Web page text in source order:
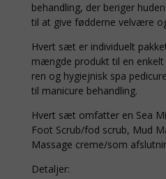
behandling, der beriger
til at give fødderne velvære
Hvert sæt er individuelt
mængde produkt til en enkelt
ren og hygiejnisk spa
til manicure behandling.
Hvert sæt omfatter en Sea
Foot Scrub/fod scrub, Mud
Massage creme/som
Detaljer: